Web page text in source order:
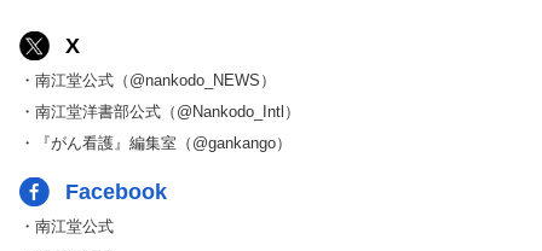
X
・南江堂公式（@nankodo_NEWS）
・南江堂洋書部公式（@Nankodo_Intl）
・『がん看護』編集室（@gankango）
Facebook
・南江堂公式